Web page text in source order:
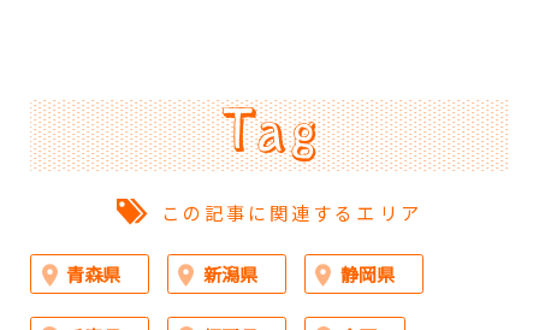
この記事に関連するエリア
青森県 新潟県 静岡県